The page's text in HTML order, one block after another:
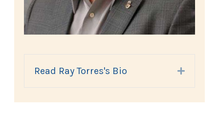
Read Ray Torres's Bio Expand